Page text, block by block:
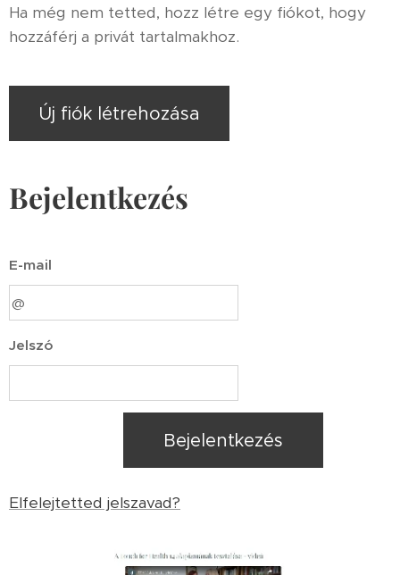
Ha még nem tetted, hozz létre egy fiókot, hogy
hozzáférj a privát tartalmakhoz.
Új fiók létrehozása
Bejelentkezés
E-mail
Jelszó
Bejelentkezés
Elfelejtetted jelszavad?